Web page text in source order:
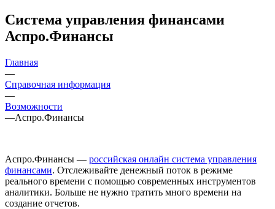
Система управления финансами
Аспро.Финансы
Главная
—
Справочная информация
—
Возможности
—Аспро.Финансы
Аспро.Финансы — российская онлайн система управления
финансами. Отслеживайте денежный поток в режиме
реального времени с помощью современных инструментов
аналитики. Больше не нужно тратить много времени на
создание отчетов.